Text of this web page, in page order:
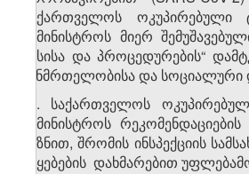
საქართველოს
სამინისტროს მიერ
წესისა და პროცედურების“
ჯანმრთელობისა და სოციალური
. საქართველოს
სამინისტროს
მიზნით, შრომის ინსპექციის
უწყებების დახმარებით